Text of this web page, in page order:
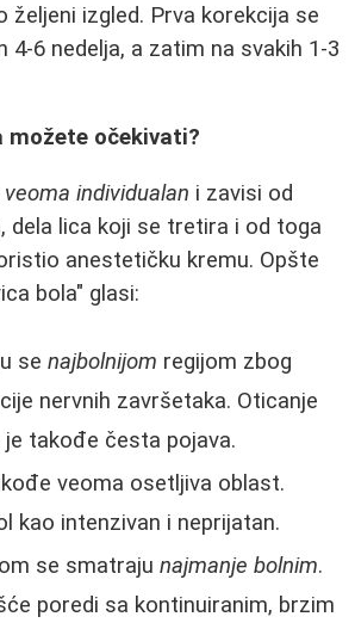
željeni izgled. Prva korekcija se
4-6 nedelja, a zatim na svakih 1-3
možete očekivati?
veoma individualan i zavisi od
dela lica koji se tretira i od toga
anestetičku kremu. Opšte
bola" glasi:
se najbolnijom regijom zbog
nervnih završetaka. Oticanje
takođe česta pojava.
veoma osetljiva oblast.
kao intenzivan i neprijatan.
se smatraju najmanje bolnim.
poredi sa kontinuiranim, brzim